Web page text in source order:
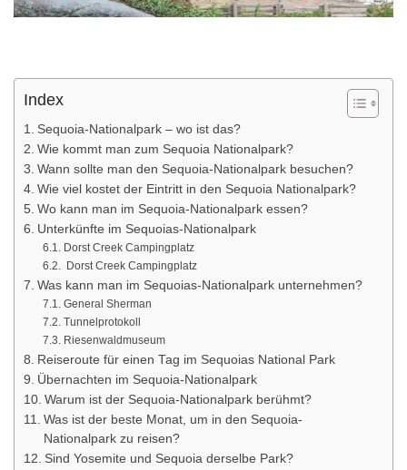
Index
Sequoia-Nationalpark – wo ist das?
Wie kommt man zum Sequoia Nationalpark?
Wann sollte man den Sequoia-Nationalpark besuchen?
Wie viel kostet der Eintritt in den Sequoia Nationalpark?
Wo kann man im Sequoia-Nationalpark essen?
Unterkünfte im Sequoias-Nationalpark
Dorst Creek Campingplatz
Dorst Creek Campingplatz
Was kann man im Sequoias-Nationalpark unternehmen?
General Sherman
Tunnelprotokoll
Riesenwaldmuseum
Reiseroute für einen Tag im Sequoias National Park
Übernachten im Sequoia-Nationalpark
Warum ist der Sequoia-Nationalpark berühmt?
Was ist der beste Monat, um in den Sequoia-
Nationalpark zu reisen?
Sind Yosemite und Sequoia derselbe Park?